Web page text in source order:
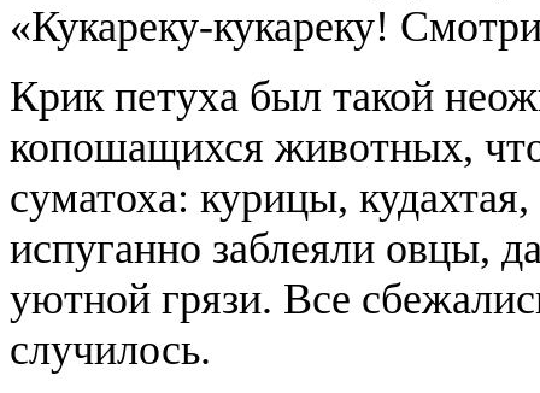
«Кукареку-кукареку!
Крик петуха был такой
копошащихся животных,
суматоха: курицы,
испуганно заблеяли овцы,
уютной грязи. Все
случилось.